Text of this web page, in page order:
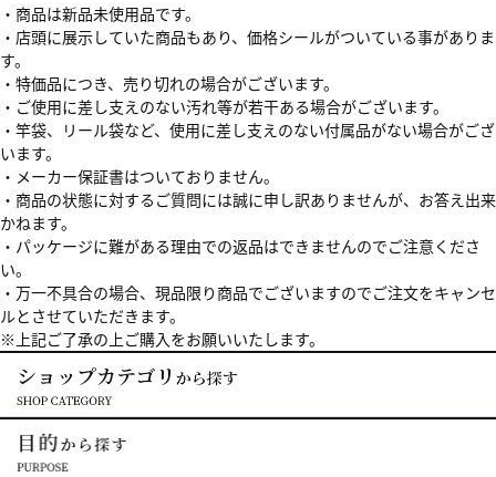
・商品は新品未使用品です。
・店頭に展示していた商品もあり、価格シールがついている事がありま
す。
・特価品につき、売り切れの場合がございます。
・ご使用に差し支えのない汚れ等が若干ある場合がございます。
・竿袋、リール袋など、使用に差し支えのない付属品がない場合がござ
います。
・メーカー保証書はついておりません。
・商品の状態に対するご質問には誠に申し訳ありませんが、お答え出来
かねます。
・パッケージに難がある理由での返品はできませんのでご注意くださ
い。
・万一不具合の場合、現品限り商品でございますのでご注文をキャンセ
ルとさせていただきます。
※上記ご了承の上ご購入をお願いいたします。